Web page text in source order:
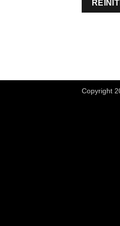
Copyright